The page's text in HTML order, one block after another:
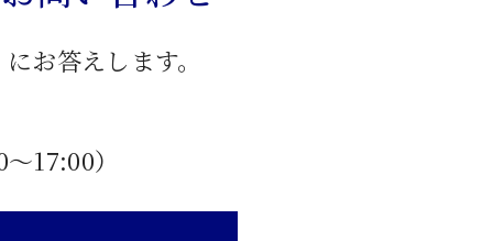
お答えします。
〜17:00）